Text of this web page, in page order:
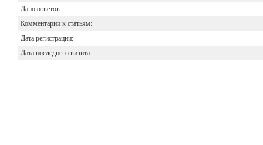
Дано ответов:
Комментарии к статьям:
Дата регистрации:
Дата последнего визита: